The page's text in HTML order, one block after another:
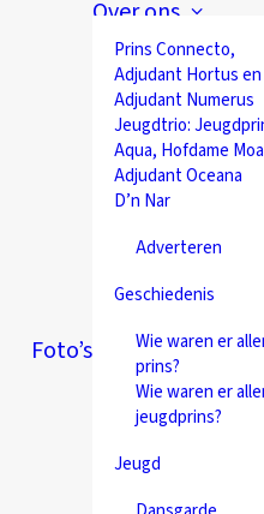
Foto’s
Over ons
Prins Connecto,
Adjudant Hortus en
Adjudant Numerus
Jeugdtrio:
Aqua, Hofdame
Adjudant Oceana
D’n Nar
Adverteren
Geschiedenis
Wie waren er
prins?
Wie waren er
jeugdprins?
Jeugd